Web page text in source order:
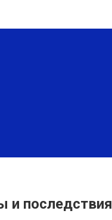
и последствия